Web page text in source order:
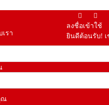
เรา
ลงชื่อเข้าใช้
ยินดีต้อนรับ!
ณ